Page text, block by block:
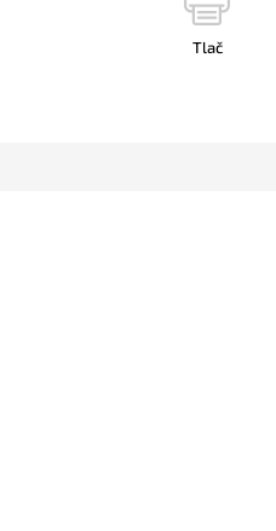
Tlač